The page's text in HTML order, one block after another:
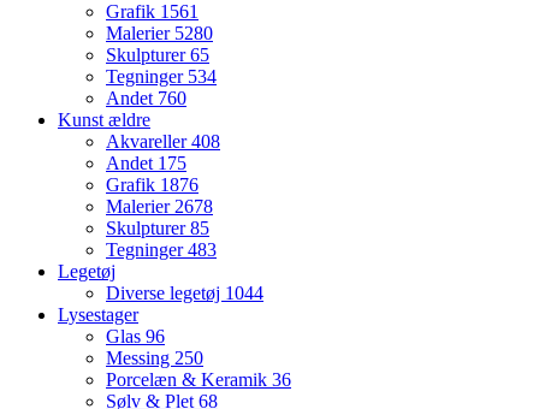
Grafik 1561
Malerier 5280
Skulpturer65
Tegninger 534
Andet 760
Kunst ældre
Akvareller408
Andet 175
Grafik 1876
Malerier 2678
Skulpturer85
Tegninger483
Legetøj
Diverse legetøj 1044
Lysestager
Glas 96
Messing 250
Porcelæn & Keramik 36
Sølv & Plet 68